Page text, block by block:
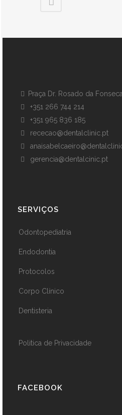
Praça Dr. Rosado da
+351 266 744 214
+351 965 836 185
rececao@dentalclinic.pt
gerencia@dentalcinic.pt
SERVIÇOS
Odontopediatria
Endodontia
Protocolos
Corpo Clínico
Dentisteria
Politica de Privacidade
FACEBOOK